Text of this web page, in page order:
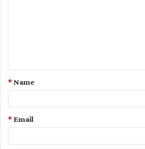
Name
*
Email
*